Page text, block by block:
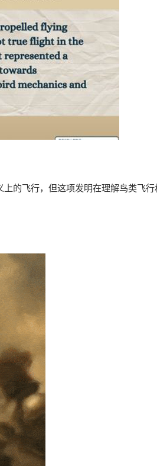
的飞行，但这项发明在理解鸟类飞行